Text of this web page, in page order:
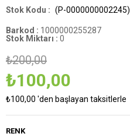
(P-0000000002245)
Barkod : 1000000255287
Stok Miktarı : 0
₺200,00
₺100,00
₺100,00 'den başlayan taksitlerle
RENK